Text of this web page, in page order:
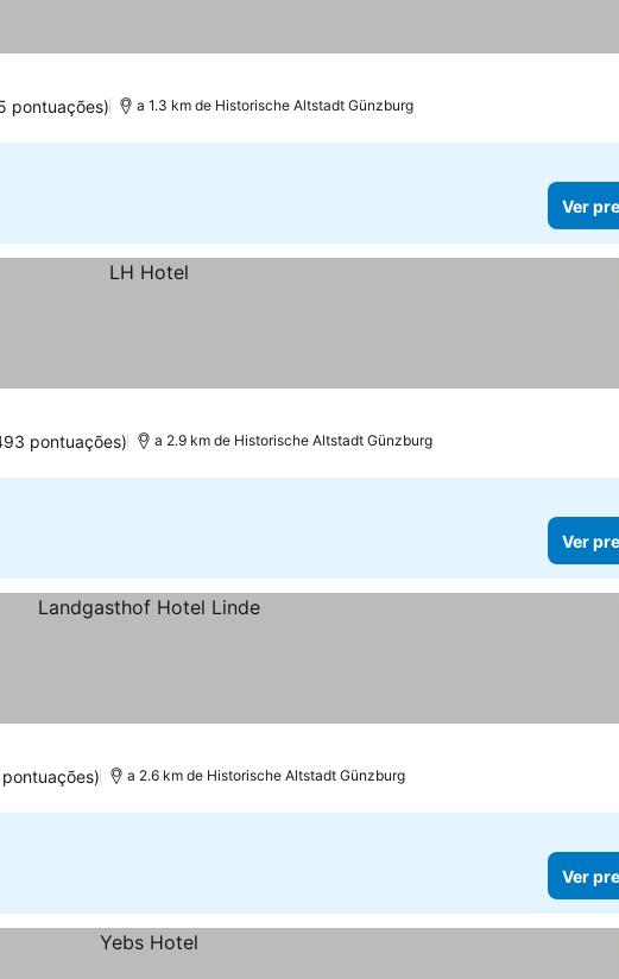
pontuações) a 1.3 km de Historische Altstadt Günzburg
Ver
pontuações) a 2.9 km de Historische Altstadt Günzburg
Ver
a 2.6 km de Historische Altstadt Günzburg
Ver